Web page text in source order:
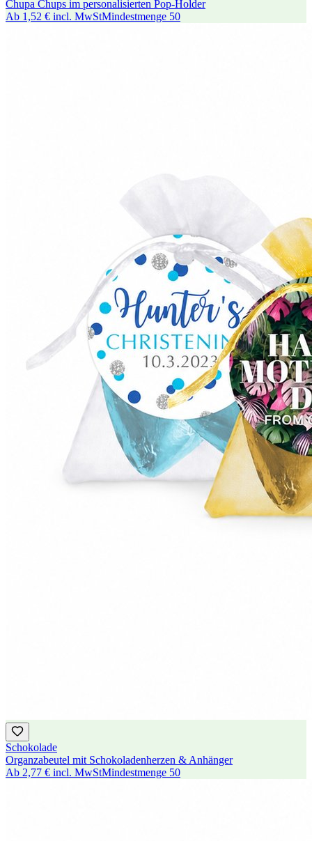
Chupa Chups im personalisierten Pop-Holder
Ab 1,52 € incl. MwStMindestmenge 50
Schokolade
Organzabeutel mit Schokoladenherzen & Anhänger
Ab 2,77 € incl. MwStMindestmenge 50